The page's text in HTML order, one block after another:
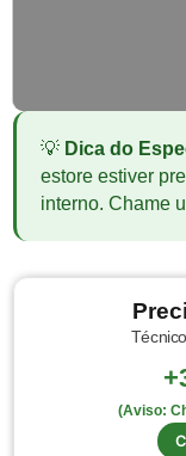
💡 Dica do
estore estiver
interno. Chame
(Aviso: